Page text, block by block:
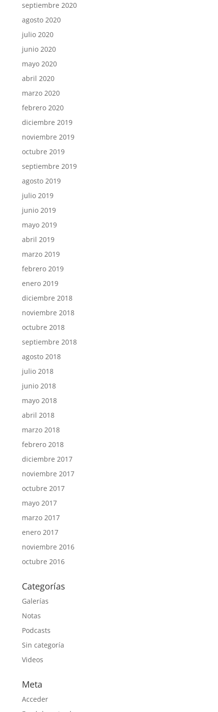
septiembre 2020
agosto 2020
julio 2020
junio 2020
mayo 2020
abril 2020
marzo 2020
febrero 2020
diciembre 2019
noviembre 2019
octubre 2019
septiembre 2019
agosto 2019
julio 2019
junio 2019
mayo 2019
abril 2019
marzo 2019
febrero 2019
enero 2019
diciembre 2018
noviembre 2018
octubre 2018
septiembre 2018
agosto 2018
julio 2018
junio 2018
mayo 2018
abril 2018
marzo 2018
febrero 2018
diciembre 2017
noviembre 2017
octubre 2017
mayo 2017
marzo 2017
enero 2017
noviembre 2016
octubre 2016
Categorías
Galerías
Notas
Podcasts
Sin categoría
Videos
Meta
Acceder